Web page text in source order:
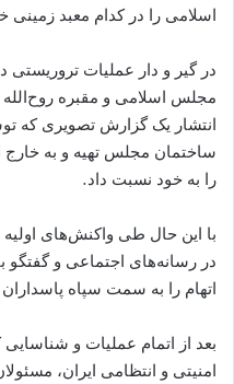
اسلامی را در کدام معبد
مجلس اسلامی و مقبره
انتشار یک گزارش تصویری که
ساختمان مجلس تهیه و به
را به خود نسبت داد.
با این حال طی واکنش‌های
در رسانه‌های اجتماعی و
اتهام را به سمت سپاه پاسداران
بعد از اتمام عملیات و
امنیتی و انتظامی ایران،